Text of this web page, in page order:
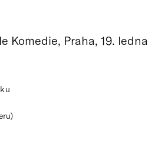
Komedie, Praha, 19. ledna